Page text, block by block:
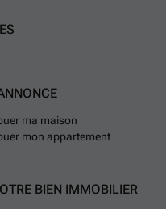
ma maison
mon appartement
BIEN IMMOBILIER